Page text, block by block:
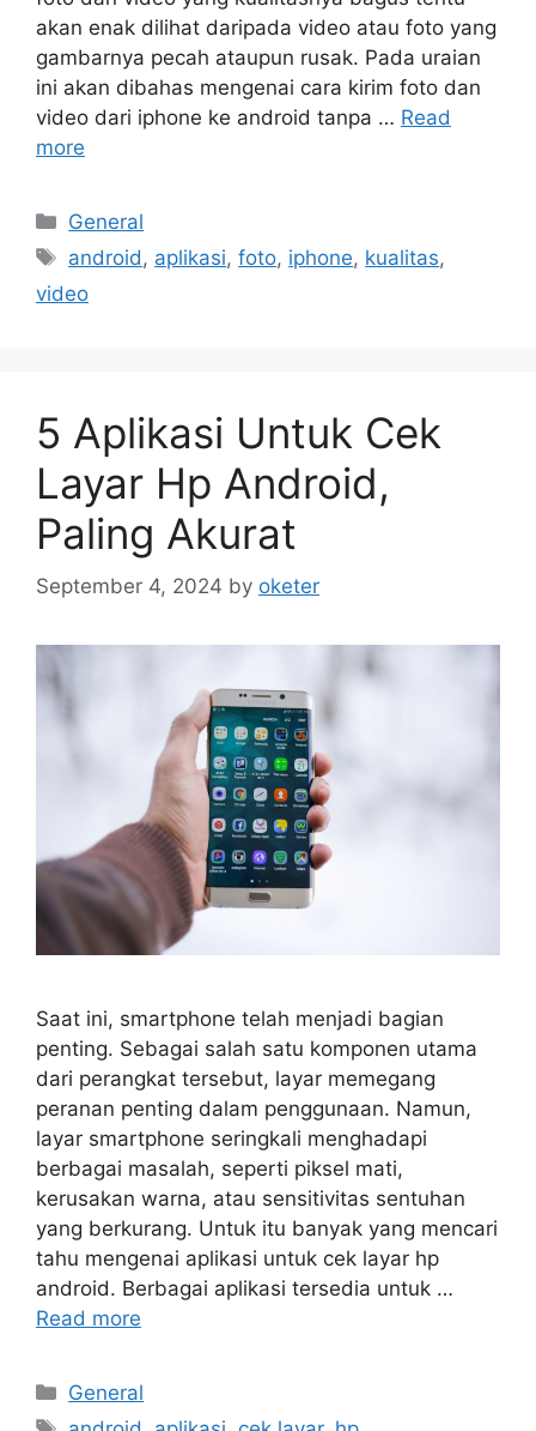
akan enak dilihat daripada video atau foto yang
gambarnya pecah ataupun rusak. Pada uraian
ini akan dibahas mengenai cara kirim foto dan
video dari iphone ke android tanpa … Read
more
Categories
General
Tags
android , aplikasi,foto, iphone, kualitas,
video
5 Aplikasi Untuk Cek
Layar Hp Android,
Paling Akurat
September 4, 2024 by oketer
Saat ini, smartphone telah menjadi bagian
penting. Sebagai salah satu komponen utama
dari perangkat tersebut, layar memegang
peranan penting dalam penggunaan. Namun,
layar smartphone seringkali menghadapi
berbagai masalah, seperti piksel mati,
kerusakan warna, atau sensitivitas sentuhan
yang berkurang. Untuk itu banyak yang mencari
tahu mengenai aplikasi untuk cek layar hp
android. Berbagai aplikasi tersedia untuk …
Read more
Categories
General
Tags